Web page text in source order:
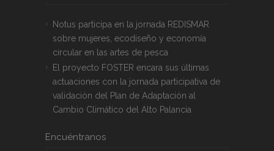
Notus participa en la jornada REDISMAR
sobre mujeres, ecodiseño y economía
circular en las artes de pesca
El proyecto FOSTER encara sus últimas
actuaciones con la jornada participativa de
validación del Plan de Adaptación al
Cambio Climático del Alto Palancia
Encuéntranos